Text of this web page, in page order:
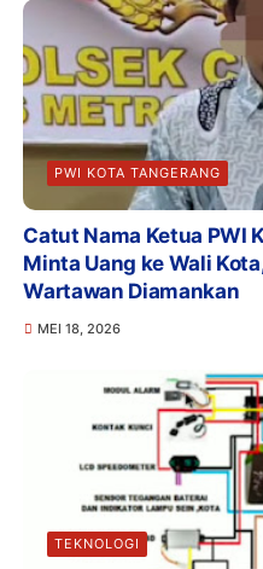
PWI KOTA TANGERANG
Catut Nama Ketua PWI
Minta Uang ke Wali
Wartawan Diamankan
MEI 18, 2026
TEKNOLOGI